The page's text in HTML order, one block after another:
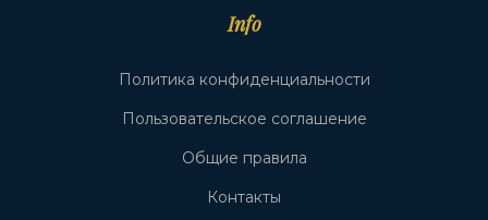
Info
Политика конфиденциальности
Пользовательское соглашение
Общие правила
Контакты